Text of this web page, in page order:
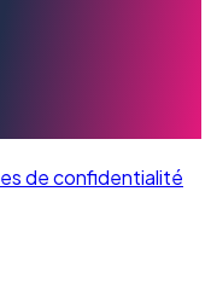
de confidentialité